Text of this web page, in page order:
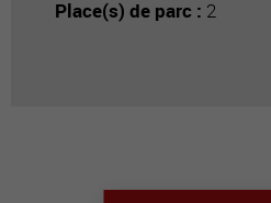
Place(s) de parc : 2